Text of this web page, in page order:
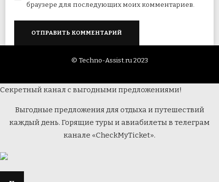
браузере для последующих моих комментариев.
© Techno-Assist.ru 2023
Секретный канал с выгодными предложениями!
Выгодные предложения для отдыха и путешествий
каждый день. Горящие туры и авиабилеты в телеграм
канале «CheckMyTicket».